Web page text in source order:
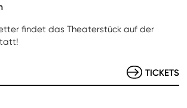
findet das Theaterstück auf der
TICKETS